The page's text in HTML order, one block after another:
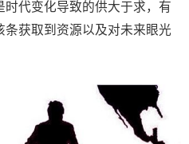
代变化导致的供大于求，有
获取到资源以及对未来眼光